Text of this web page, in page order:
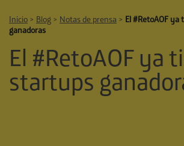
Inicio > Blog > Notas de prensa > El #RetoAOF
ganadoras
El #RetoAOF ya
startups